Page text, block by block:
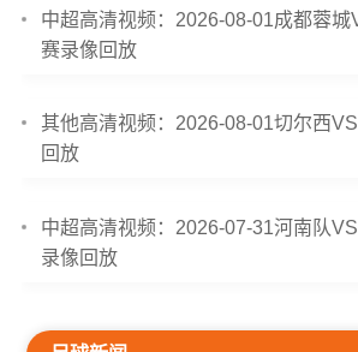
中超高清视频：2026-08-01成都蓉城
赛录像回放
其他高清视频：2026-08-01切尔西
回放
中超高清视频：2026-07-31河南队
录像回放